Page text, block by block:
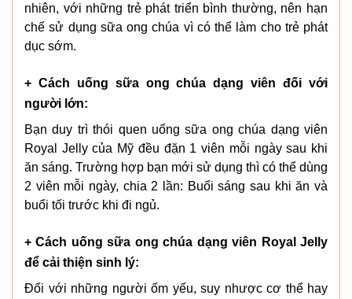
nhiên, với những trẻ phát triển bình thường, nên hạn
chế sử dụng sữa ong chúa vì có thể làm cho trẻ phát
dục sớm.
+ Cách uống sữa ong chúa dạng viên đối với
người lớn:
Bạn duy trì thói quen uống sữa ong chúa dạng viên
Royal Jelly của Mỹ đều đặn 1 viên mỗi ngày sau khi
ăn sáng. Trường hợp bạn mới sử dụng thì có thể dùng
2 viên mỗi ngày, chia 2 lần: Buổi sáng sau khi ăn và
buổi tối trước khi đi ngủ.
+ Cách uống sữa ong chúa dạng viên Royal Jelly
để cải thiện sinh lý:
Đối với những người ốm yếu, suy nhược cơ thể hay